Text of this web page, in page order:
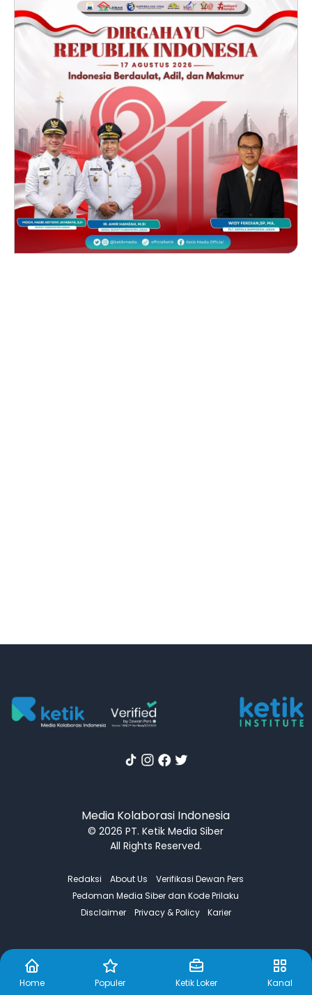
Home Populer Ketik Loker Kanal
Media Kolaborasi Indonesia
© 2026 PT. Ketik Media Siber
All Rights Reserved.
Redaksi About Us
Verifikasi Dewan Pers
Pedoman Media Siber dan Kode Prilaku
Disclaimer
Privacy & Policy Karier